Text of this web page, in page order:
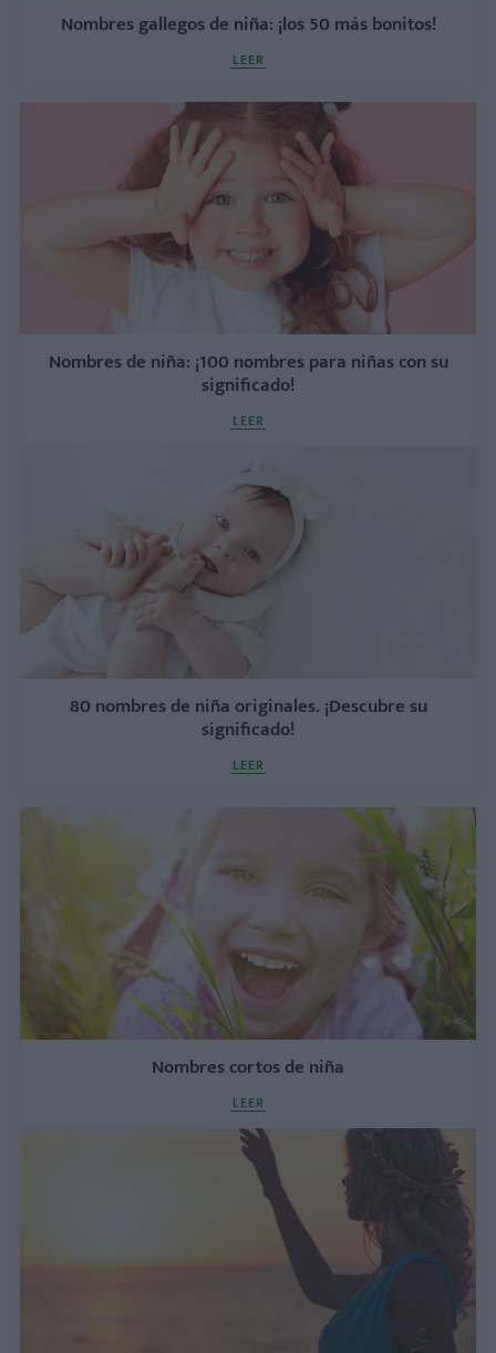
Nombres gallegos de niña: ¡los 50 más bonitos!
LEER
Nombres de niña: ¡100 nombres para niñas con su
significado!
LEER
80 nombres de niña originales. ¡Descubre su
significado!
LEER
Nombres cortos de niña
LEER